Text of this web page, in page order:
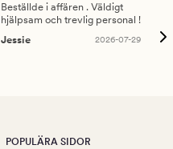
Beställde i affären . Väldigt
hjälpsam och trevlig personal !
Jessie
2026-07-29
POPULÄRA SIDOR